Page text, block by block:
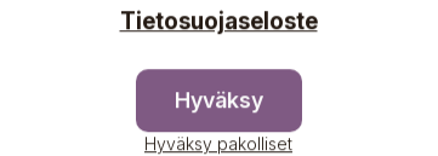
Tietosuojaseloste
Hyväksy
Hyväksy pakolliset